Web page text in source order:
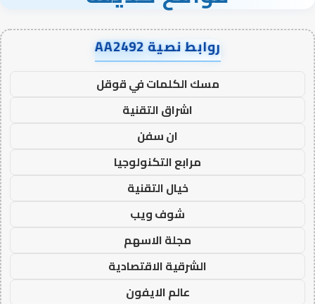
روابط نصية AA2492
مسك الكلمات في قوقل
اشراق التقنية
ان سفن
مرابع التكنولوجيا
خيال التقنية
شوف ويب
مجلة الاسهم
الشرقية الاقتصادية
عالم الايفون